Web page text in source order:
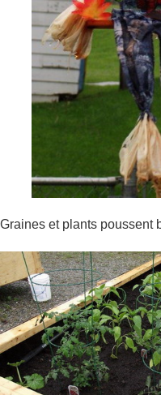
Graines et plants poussent